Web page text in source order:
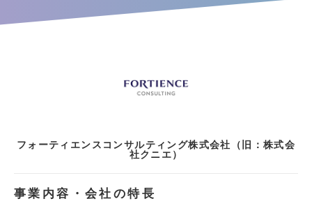
フォーティエンスコンサルティング株式会社（旧：株式会
社クニエ）
事業内容・会社の特長